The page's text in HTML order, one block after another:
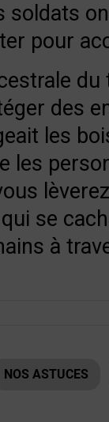
NOS ASTUCES
soldats
pour
des
les
les
se
à